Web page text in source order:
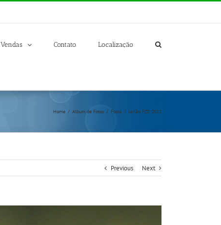
Vendas Contato Localização
Home / Album de Fotos / Fotos / Leilão FZD 2011
Previous Next